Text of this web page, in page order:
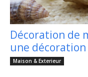
Décoration de
une
Maison & Exterieur